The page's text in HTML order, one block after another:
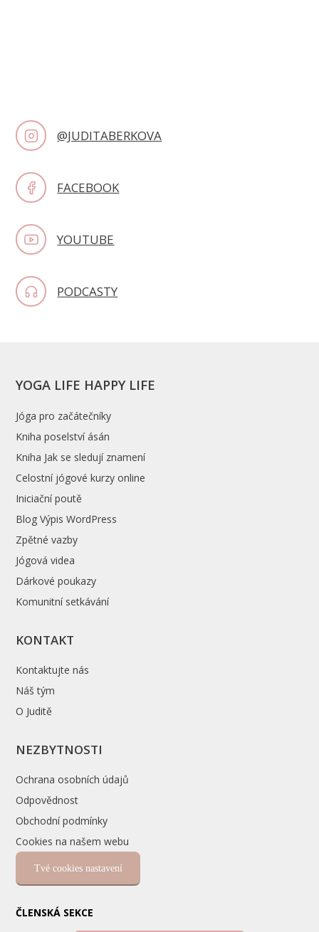
@JUDITABERKOVA
FACEBOOK
YOUTUBE
PODCASTY
YOGA LIFE HAPPY LIFE
Jóga pro začátečníky
Kniha poselství ásán
Kniha Jak se sledují znamení
Celostní jógové kurzy online
Iniciační poutě
Blog Výpis WordPress
Zpětné vazby
Jógová videa
Dárkové poukazy
Komunitní setkávání
KONTAKT
Kontaktujte nás
Náš tým
O Juditě
NEZBYTNOSTI
Ochrana osobních údajů
Odpovědnost
Obchodní podmínky
Cookies na našem webu
Tvé cookies nastavení
ČLENSKÁ SEKCE